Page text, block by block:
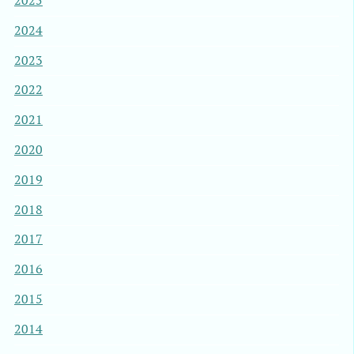
2024
2023
2022
2021
2020
2019
2018
2017
2016
2015
2014